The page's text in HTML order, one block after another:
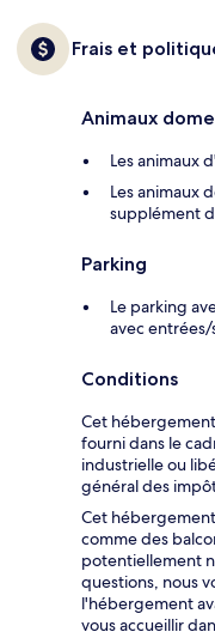
Frais et
Animaux
Les animaux
Les animaux
supplément
Parking
Le parking
avec
Conditions
Cet
fourni dans le
industrielle ou
général des
Cet
comme des
potentiellement
questions, nous
l'hébergement
vous accueillir